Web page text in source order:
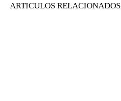
ARTICULOS RELACIONADOS